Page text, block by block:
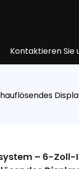
Kontaktieren Sie
– 6-